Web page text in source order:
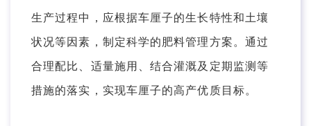
生产过程中，应根据车厘子的生长特性和土壤
状况等因素，制定科学的肥料管理方案。通过
合理配比、适量施用、结合灌溉及定期监测等
措施的落实，实现车厘子的高产优质目标。